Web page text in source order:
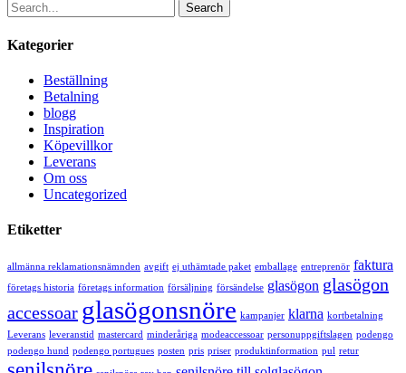
Search
Kategorier
Beställning
Betalning
blogg
Inspiration
Köpevillkor
Leverans
Om oss
Uncategorized
Etiketter
allmänna reklamationsnämnden avgift ej uthämtade paket emballage entreprenör faktura
företags historia företags information försäljning försändelse glasögon glasögon
accessoar glasögonsnöre kampanjer klarna kortbetalning
Leverans leveranstid mastercard minderåriga modeaccessoar personuppgiftslagen podengo
podengo hund podengo portugues posten pris priser produktinformation pul retur